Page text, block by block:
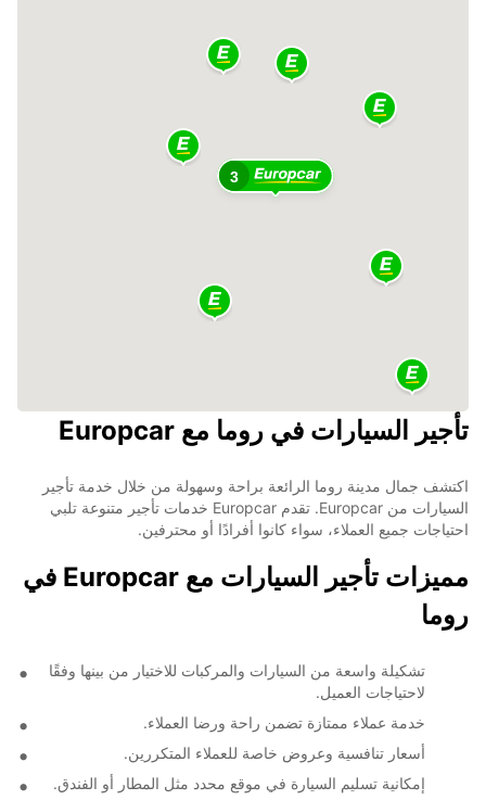
3
تأجير السيارات في روما مع Europcar
اكتشف جمال مدينة روما الرائعة براحة وسهولة من خلال خدمة تأجير
السيارات من Europcar. تقدم Europcar خدمات تأجير متنوعة تلبي
احتياجات جميع العملاء، سواء كانوا أفرادًا أو محترفين.
مميزات تأجير السيارات مع Europcar في
روما
تشكيلة واسعة من السيارات والمركبات للاختيار من بينها وفقًا
لاحتياجات العميل.
خدمة عملاء ممتازة تضمن راحة ورضا العملاء.
أسعار تنافسية وعروض خاصة للعملاء المتكررين.
إمكانية تسليم السيارة في موقع محدد مثل المطار أو الفندق.